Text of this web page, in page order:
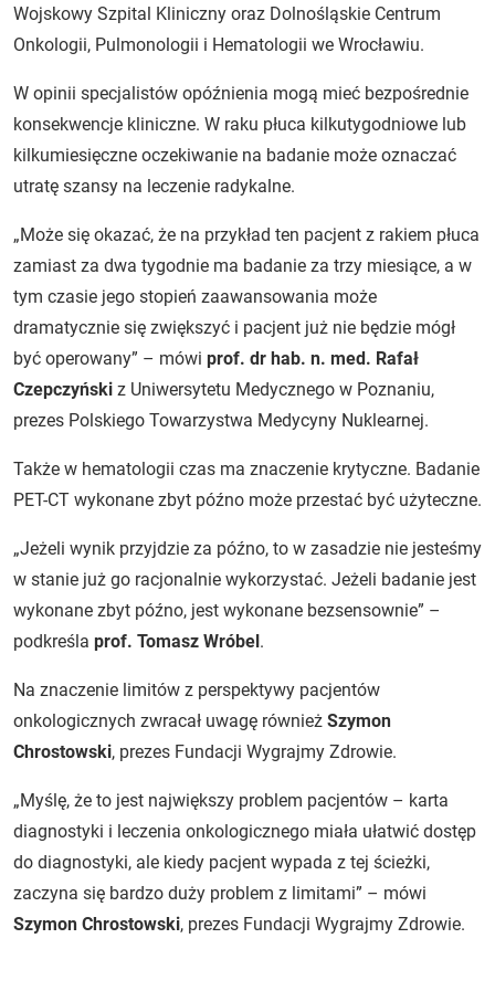
Wojskowy Szpital Kliniczny oraz Dolnośląskie Centrum
Onkologii, Pulmonologii i Hematologii we Wrocławiu.
W opinii specjalistów opóźnienia mogą mieć bezpośrednie
konsekwencje kliniczne. W raku płuca kilkutygodniowe lub
kilkumiesięczne oczekiwanie na badanie może oznaczać
utratę szansy na leczenie radykalne.
„Może się okazać, że na przykład ten pacjent z rakiem płuca
zamiast za dwa tygodnie ma badanie za trzy miesiące, a w
tym czasie jego stopień zaawansowania może
dramatycznie się zwiększyć i pacjent już nie będzie mógł
być operowany” – mówi prof. dr hab. n. med. Rafał
Czepczyński z Uniwersytetu Medycznego w Poznaniu,
prezes Polskiego Towarzystwa Medycyny Nuklearnej.
Także w hematologii czas ma znaczenie krytyczne. Badanie
PET-CT wykonane zbyt późno może przestać być użyteczne.
„Jeżeli wynik przyjdzie za późno, to w zasadzie nie jesteśmy
w stanie już go racjonalnie wykorzystać. Jeżeli badanie jest
wykonane zbyt późno, jest wykonane bezsensownie” –
podkreśla prof. Tomasz Wróbel.
Na znaczenie limitów z perspektywy pacjentów
onkologicznych zwracał uwagę również Szymon
Chrostowski, prezes Fundacji Wygrajmy Zdrowie.
„Myślę, że to jest największy problem pacjentów – karta
diagnostyki i leczenia onkologicznego miała ułatwić dostęp
do diagnostyki, ale kiedy pacjent wypada z tej ścieżki,
zaczyna się bardzo duży problem z limitami” – mówi
Szymon Chrostowski, prezes Fundacji Wygrajmy Zdrowie.